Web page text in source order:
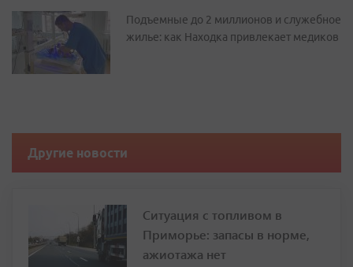
Подъемные до 2 миллионов и служебное
жилье: как Находка привлекает медиков
Другие новости
Ситуация с топливом в
Приморье: запасы в норме,
ажиотажа нет